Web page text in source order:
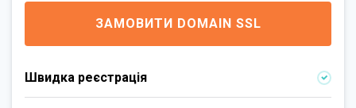
ЗАМОВИТИ DOMAIN SSL
Швидка реєстрація